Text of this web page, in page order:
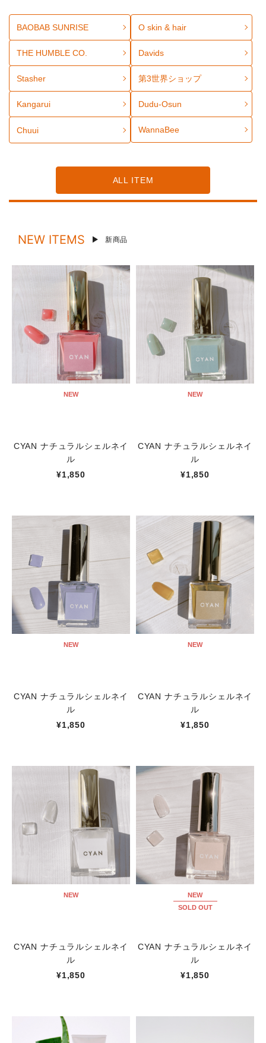
BAOBAB SUNRISE O skin & hair
THE HUMBLE CO. Davids
Stasher 第3世界ショップ
Kangarui Dudu-Osun
Chuui WannaBee
ALL ITEM
NEW ITEMS 新商品
NEW
CYAN ナチュラルシェルネイ
ル
¥1,850
NEW
CYAN ナチュラルシェルネイ
ル
¥1,850
NEW
CYAN ナチュラルシェルネイ
ル
¥1,850
NEW
CYAN ナチュラルシェルネイ
ル
¥1,850
NEW
CYAN ナチュラルシェルネイ
ル
¥1,850
NEW
SOLD OUT
CYAN ナチュラルシェルネイ
ル
¥1,850